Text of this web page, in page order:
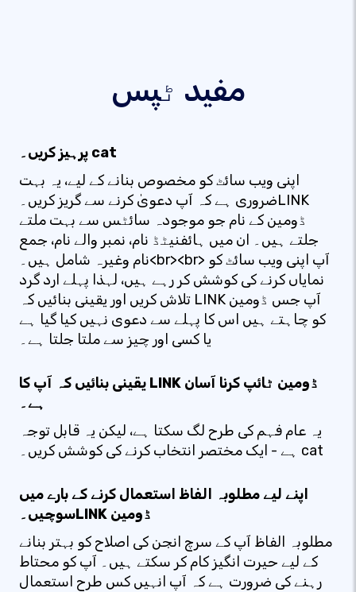
مفید ٹپس
پرہیز کریں۔ cat
اپنی ویب سائٹ کو مخصوص بنانے کے لیے، یہ بہت
ضروری ہے کہ آپ دعویٰ کرنے سے گریز کریں۔LINK
ڈومین کے نام جو موجودہ سائٹس سے بہت ملتے
جلتے ہیں۔ ان میں ہائفنیٹڈ نام، نمبر والے نام، جمع
نام وغیرہ شامل ہیں۔<br><br> آپ اپنی ویب سائٹ کو
نمایاں کرنے کی کوشش کر رہے ہیں، لہذا پہلے ارد گرد
تلاش کریں اور یقینی بنائیں کہ LINK آپ جس ڈومین
کو چاہتے ہیں اس کا پہلے سے دعوی نہیں کیا گیا ہے
یا کسی اور چیز سے ملتا جلتا ہے۔
یقینی بنائیں کہ آپ کا LINK ڈومین ٹائپ کرنا آسان
ہے۔
یہ عام فہم کی طرح لگ سکتا ہے، لیکن یہ قابل توجہ
ہے - ایک مختصر انتخاب کرنے کی کوشش کریں۔ cat
اپنے لیے مطلوبہ الفاظ استعمال کرنے کے بارے میں
سوچیں۔LINK ڈومین
مطلوبہ الفاظ آپ کے سرچ انجن کی اصلاح کو بہتر بنانے
کے لیے حیرت انگیز کام کر سکتے ہیں۔ آپ کو محتاط
رہنے کی ضرورت ہے کہ آپ انہیں کس طرح استعمال